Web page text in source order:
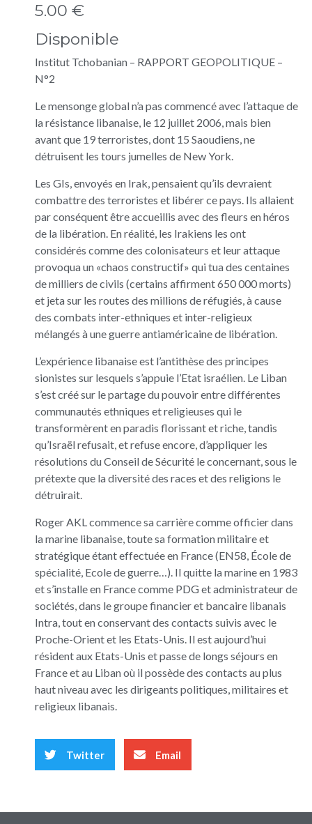
5.00 €
Disponible
Institut Tchobanian – RAPPORT GEOPOLITIQUE –
N°2
Le mensonge global n’a pas commencé avec l’attaque de
la résistance libanaise, le 12 juillet 2006, mais bien
avant que 19 terroristes, dont 15 Saoudiens, ne
détruisent les tours jumelles de New York.
Les GIs, envoyés en Irak, pensaient qu’ils devraient
combattre des terroristes et libérer ce pays. Ils allaient
par conséquent être accueillis avec des fleurs en héros
de la libération. En réalité, les Irakiens les ont
considérés comme des colonisateurs et leur attaque
provoqua un «chaos constructif» qui tua des centaines
de milliers de civils (certains affirment 650 000 morts)
et jeta sur les routes des millions de réfugiés, à cause
des combats inter-ethniques et inter-religieux
mélangés à une guerre antiaméricaine de libération.
L’expérience libanaise est l’antithèse des principes
sionistes sur lesquels s’appuie l’Etat israélien. Le Liban
s’est créé sur le partage du pouvoir entre différentes
communautés ethniques et religieuses qui le
transformèrent en paradis florissant et riche, tandis
qu’Israël refusait, et refuse encore, d’appliquer les
résolutions du Conseil de Sécurité le concernant, sous le
prétexte que la diversité des races et des religions le
détruirait.
Roger AKL commence sa carrière comme officier dans
la marine libanaise, toute sa formation militaire et
stratégique étant effectuée en France (EN58, École de
spécialité, Ecole de guerre…). Il quitte la marine en 1983
et s’installe en France comme PDG et administrateur de
sociétés, dans le groupe financier et bancaire libanais
Intra, tout en conservant des contacts suivis avec le
Proche-Orient et les Etats-Unis. Il est aujourd’hui
résident aux Etats-Unis et passe de longs séjours en
France et au Liban où il possède des contacts au plus
haut niveau avec les dirigeants politiques, militaires et
religieux libanais.
Twitter Email